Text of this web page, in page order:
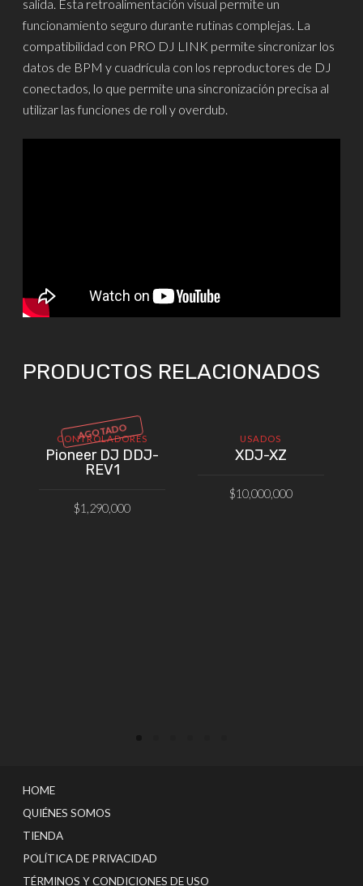
salida. Esta retroalimentación visual permite un
funcionamiento seguro durante rutinas complejas. La
compatibilidad con PRO DJ LINK permite sincronizar los
datos de BPM y cuadrícula con los reproductores de DJ
conectados, lo que permite una sincronización precisa al
utilizar las funciones de roll y overdub.
PRODUCTOS RELACIONADOS
AGOTADO
CONTROLADORES
Pioneer DJ DDJ-
REV1
$1,290,000
USADOS
XDJ-XZ
$10,000,000
HOME
QUIÉNES SOMOS
TIENDA
POLÍTICA DE PRIVACIDAD
TÉRMINOS Y CONDICIONES DE USO